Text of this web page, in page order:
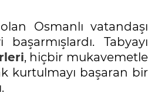
Osmanlı vatandaşı
Tabyayı
, hiçbir mukavemetle
kurtulmayı başaran bir